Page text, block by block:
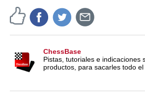
ChessBase
Pistas, tutoriales e indicaciones
productos, para sacarles todo el